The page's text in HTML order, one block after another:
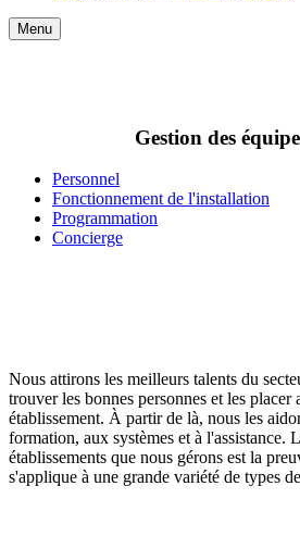
Menu
Gestion des
Personnel
Fonctionnement de l'installation
Programmation
Concierge
Nous attirons les meilleurs talents du
trouver les bonnes personnes et les placer
établissement. À partir de là, nous les
formation, aux systèmes et à l'assistance.
établissements que nous gérons est la
s'applique à une grande variété de types